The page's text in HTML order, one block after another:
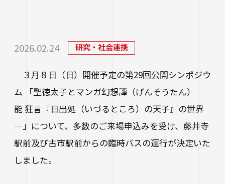
学校法人四天王寺学園 中長期計画
学生広報スタッフ
大学へのご寄付について
キャンパス・施設紹介
社会学部人間福祉学科（2026年度以前入学
経営学部（2026年度以前入学生）
大学院
短期大学部
クラス担任制
学生サポートフロア
障害学生支援
保健センター
性の多様性についての基本方針
キャリア教育
免許・資格
進路状況
仏教文化研究所
研究
外部研究費（科研費等）
学内研究費
留学体験VOICE
海外渡航プログラム
キャンパスで国際交流
留学希望者向け情報
奨学金
四天王寺小学校
四天王寺大学後援会
ご寄付をお考えの方へ
教職員サイト
学生ポータルサイト
2026.02.24 研究・社会連携
３月８日（日）開催予定の第29回公開シンポジウ
ム 「聖徳太子とマンガ幻想譚（げんそうたん）―
能 狂言『日出処（いづるところ）の天子』の世界
―」について、多数のご来場申込みを受け、藤井寺
駅前及び古市駅前からの臨時バスの運行が決定いた
しました。